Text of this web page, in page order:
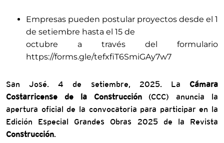
Empresas pueden postular proyectos desde el 1
de setiembre hasta el 15 de
octubre a través del formulario
https://forms.gle/tefxfiT6SmiGAy7w7
San José. 4 de setiembre, 2025. La Cámara
Costarricense de la Construcción(CCC) anuncia la
apertura oficial de la convocatoria para participar en la
Edición Especial Grandes Obras 2025 de la Revista
Construcción.